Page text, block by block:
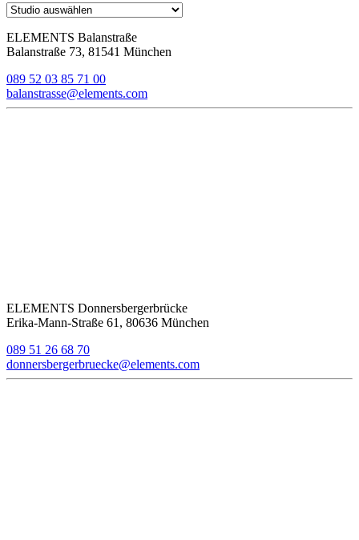
ELEMENTS Balanstraße
Balanstraße 73, 81541 München
089 52 03 85 71 00
balanstrasse@elements.com
ELEMENTS Donnersbergerbrücke
Erika-Mann-Straße 61, 80636 München
089 51 26 68 70
donnersbergerbruecke@elements.com